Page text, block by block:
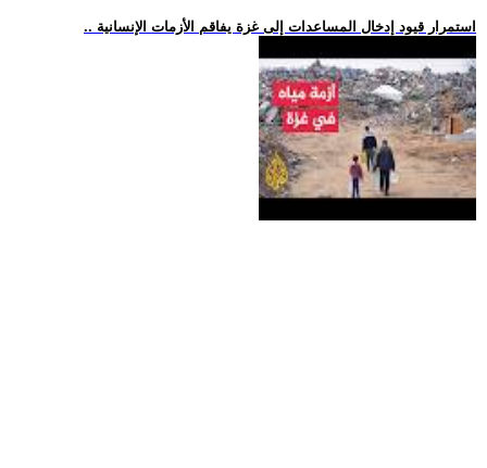
.. استمرار قيود إدخال المساعدات إلى غزة يفاقم الأزمات الإنسانية